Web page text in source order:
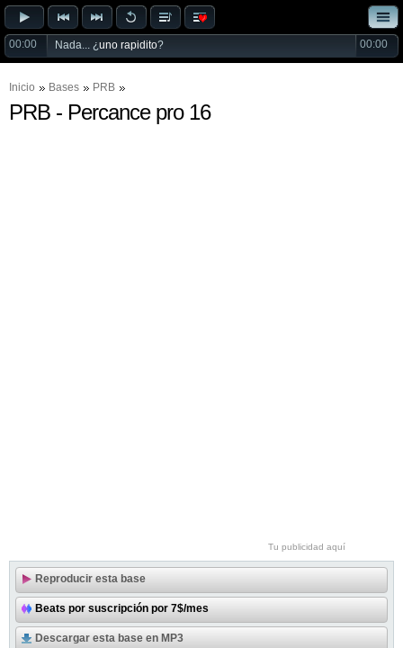
00:00 Nada... ¿uno rapidito? 00:00
Inicio Bases PRB
PRB - Percance pro 16
Tu publicidad aquí
Reproducir esta base
Beats por suscripción por 7$/mes
Descargar esta base en MP3